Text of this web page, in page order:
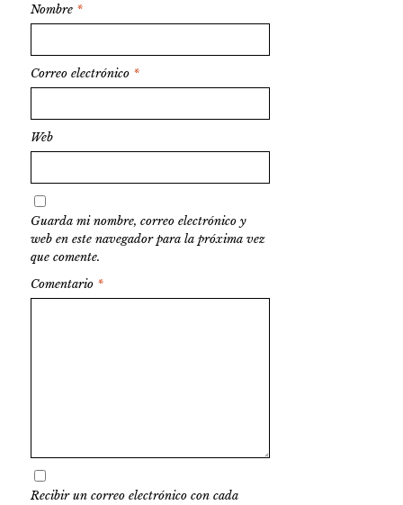
Nombre *
Correo electrónico *
Web
Guarda mi nombre, correo electrónico y
web en este navegador para la próxima vez
que comente.
Comentario *
Recibir un correo electrónico con cada